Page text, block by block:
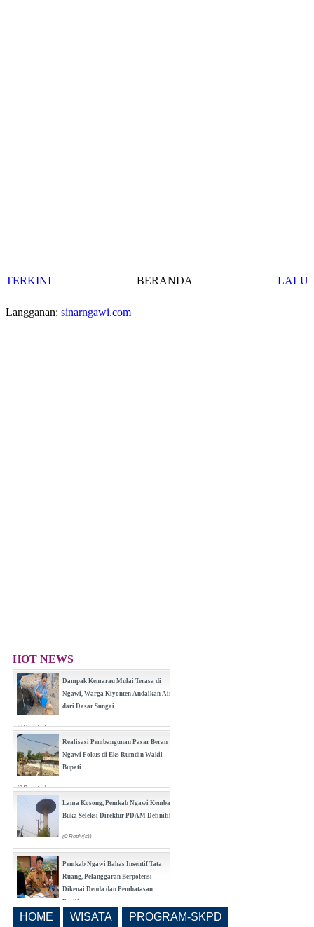
TERKINI LALU
BERANDA
Langganan: sinarngawi.com
HOT NEWS
Dampak Kemarau Mulai Terasa di
Ngawi, Warga Kiyonten Andalkan Air
dari Dasar Sungai
(0 Reply(s))
Realisasi Pembangunan Pasar Beran
Ngawi Fokus di Eks Rumdin Wakil
Bupati
(0 Reply(s))
Lama Kosong, Pemkab Ngawi Kembali
Buka Seleksi Direktur PDAM Definitif
(0 Reply(s))
Pemkab Ngawi Bahas Insentif Tata
Ruang, Pelanggaran Berpotensi
Dikenai Denda dan Pembatasan
Fasilitas
(0 Reply(s))
HOME WISATA PROGRAM-SKPD